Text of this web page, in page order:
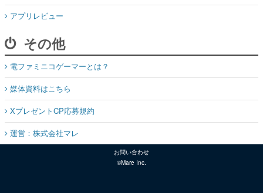
アプリレビュー
その他
電ファミニコゲーマーとは？
媒体資料はこちら
XプレゼントCP応募規約
運営：株式会社マレ
お問い合わせ
©Mare Inc.